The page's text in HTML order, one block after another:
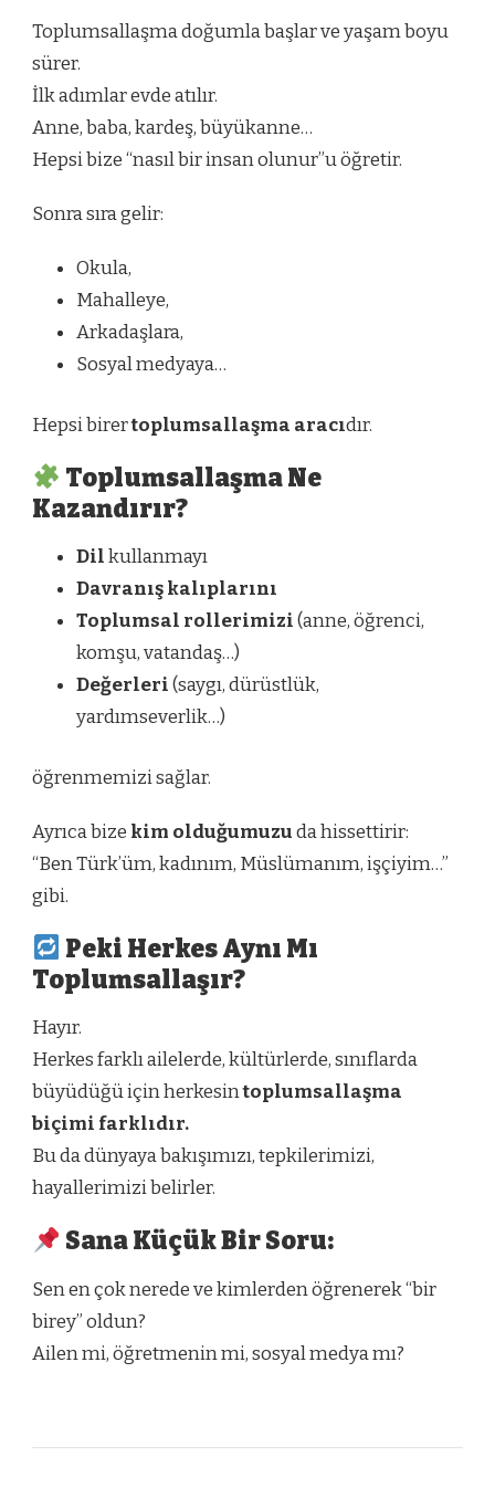
Toplumsallaşma doğumla başlar ve yaşam boyu
sürer.
İlk adımlar evde atılır.
Anne, baba, kardeş, büyükanne…
Hepsi bize “nasıl bir insan olunur”u öğretir.
Sonra sıra gelir:
Okula,
Mahalleye,
Arkadaşlara,
Sosyal medyaya…
Hepsi birertoplumsallaşma aracıdır.
Toplumsallaşma Ne
Kazandırır?
Dilkullanmayı
Davranış kalıplarını
Toplumsal rollerimizi(anne, öğrenci,
komşu, vatandaş…)
Değerleri(saygı, dürüstlük,
yardımseverlik…)
öğrenmemizi sağlar.
Ayrıca bize kim olduğumuzuda hissettirir:
“Ben Türk’üm, kadınım, Müslümanım, işçiyim…”
gibi.
Peki Herkes Aynı Mı
Toplumsallaşır?
Hayır.
Herkes farklı ailelerde, kültürlerde, sınıflarda
büyüdüğü için herkesintoplumsallaşma
biçimi farklıdır.
Bu da dünyaya bakışımızı, tepkilerimizi,
hayallerimizi belirler.
Sana Küçük Bir Soru:
Sen en çok nerede ve kimlerden öğrenerek “bir
birey” oldun?
Ailen mi, öğretmenin mi, sosyal medya mı?